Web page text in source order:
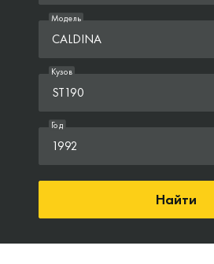
CALDINA
Модель
ST190
Кузов
1992
Год
Найти